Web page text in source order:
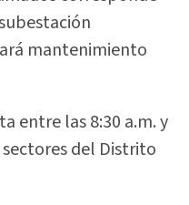
mantenimiento
entre las 8:30 a.m. y
del Distrito